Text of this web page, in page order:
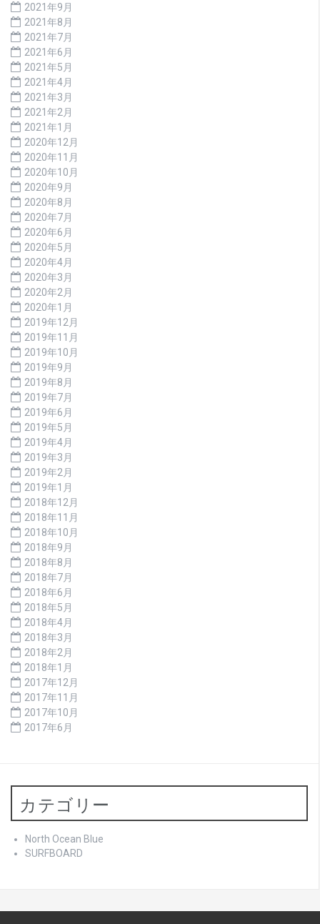
2021年9月
2021年8月
2021年7月
2021年6月
2021年5月
2021年4月
2021年3月
2021年2月
2021年1月
2020年12月
2020年11月
2020年10月
2020年9月
2020年8月
2020年7月
2020年6月
2020年5月
2020年4月
2020年3月
2020年2月
2020年1月
2019年12月
2019年11月
2019年10月
2019年9月
2019年8月
2019年7月
2019年6月
2019年5月
2019年4月
2019年3月
2019年2月
2019年1月
2018年12月
2018年11月
2018年10月
2018年9月
2018年8月
2018年7月
2018年6月
2018年5月
2018年4月
2018年3月
2018年2月
2018年1月
2017年12月
2017年11月
2017年10月
2017年6月
カテゴリー
North Ocean Blue
SURFBOARD